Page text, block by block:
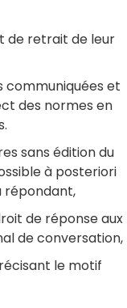
de retrait de leur
communiquées et
des normes en
sans édition du
à posteriori
répondant,
de réponse aux
de conversation,
le motif